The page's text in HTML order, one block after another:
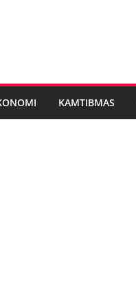
KAMTIBMAS